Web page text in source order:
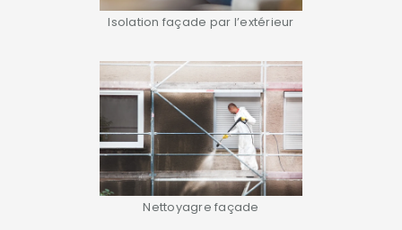
Isolation façade par l’extérieur
Nettoyagre façade